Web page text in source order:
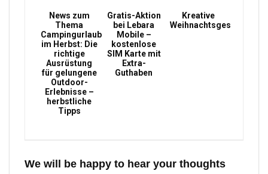
News zum
Thema
Campingurlaub
im Herbst: Die
richtige
Ausrüstung
für gelungene
Outdoor-
Erlebnisse –
herbstliche
Tipps
Gratis-Aktion
bei Lebara
Mobile –
kostenlose
SIM Karte mit
Extra-
Guthaben
Kreative
Weihnachtsgeschenke
We will be happy to hear your thoughts